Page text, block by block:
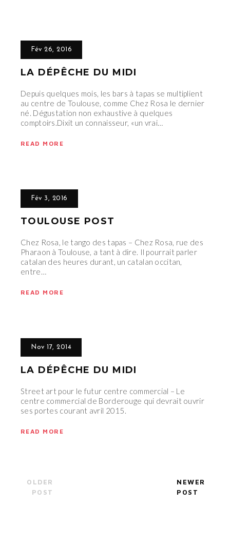
Fév 26, 2016
LA DÉPÊCHE DU MIDI
Depuis quelques mois, les bars à tapas se multiplient
au centre de Toulouse, comme Chez Rosa le dernier
né. Dégustation non exhaustive à quelques
comptoirs.Dixit un connaisseur, «un vrai…
READ MORE
Fév 3, 2016
TOULOUSE POST
Chez Rosa, le tango des tapas – Chez Rosa, rue des
Pharaon à Toulouse, a tant à dire. Il pourrait parler
catalan des heures durant, un catalan occitan,
entre…
READ MORE
Nov 17, 2014
LA DÉPÊCHE DU MIDI
Street art pour le futur centre commercial – Le
centre commercial de Borderouge qui devrait ouvrir
ses portes courant avril 2015.
READ MORE
NEWER
POST
OLDER
POST